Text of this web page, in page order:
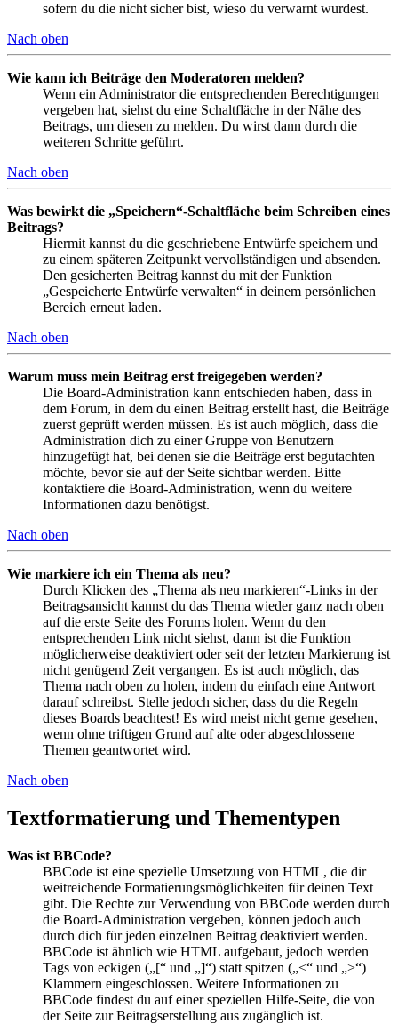
sofern du die nicht sicher bist, wieso du verwarnt wurdest.
Nach oben
Wie kann ich Beiträge den Moderatoren melden?
Wenn ein Administrator die entsprechenden Berechtigungen
vergeben hat, siehst du eine Schaltfläche in der Nähe des
Beitrags, um diesen zu melden. Du wirst dann durch die
weiteren Schritte geführt.
Nach oben
Was bewirkt die „Speichern“-Schaltfläche beim Schreiben eines
Beitrags?
Hiermit kannst du die geschriebene Entwürfe speichern und
zu einem späteren Zeitpunkt vervollständigen und absenden.
Den gesicherten Beitrag kannst du mit der Funktion
„Gespeicherte Entwürfe verwalten“ in deinem persönlichen
Bereich erneut laden.
Nach oben
Warum muss mein Beitrag erst freigegeben werden?
Die Board-Administration kann entschieden haben, dass in
dem Forum, in dem du einen Beitrag erstellt hast, die Beiträge
zuerst geprüft werden müssen. Es ist auch möglich, dass die
Administration dich zu einer Gruppe von Benutzern
hinzugefügt hat, bei denen sie die Beiträge erst begutachten
möchte, bevor sie auf der Seite sichtbar werden. Bitte
kontaktiere die Board-Administration, wenn du weitere
Informationen dazu benötigst.
Nach oben
Wie markiere ich ein Thema als neu?
Durch Klicken des „Thema als neu markieren“-Links in der
Beitragsansicht kannst du das Thema wieder ganz nach oben
auf die erste Seite des Forums holen. Wenn du den
entsprechenden Link nicht siehst, dann ist die Funktion
möglicherweise deaktiviert oder seit der letzten Markierung ist
nicht genügend Zeit vergangen. Es ist auch möglich, das
Thema nach oben zu holen, indem du einfach eine Antwort
darauf schreibst. Stelle jedoch sicher, dass du die Regeln
dieses Boards beachtest! Es wird meist nicht gerne gesehen,
wenn ohne triftigen Grund auf alte oder abgeschlossene
Themen geantwortet wird.
Nach oben
Textformatierung und Thementypen
Was ist BBCode?
BBCode ist eine spezielle Umsetzung von HTML, die dir
weitreichende Formatierungsmöglichkeiten für deinen Text
gibt. Die Rechte zur Verwendung von BBCode werden durch
die Board-Administration vergeben, können jedoch auch
durch dich für jeden einzelnen Beitrag deaktiviert werden.
BBCode ist ähnlich wie HTML aufgebaut, jedoch werden
Tags von eckigen („[“ und „]“) statt spitzen („<“ und „>“)
Klammern eingeschlossen. Weitere Informationen zu
BBCode findest du auf einer speziellen Hilfe-Seite, die von
der Seite zur Beitragserstellung aus zugänglich ist.